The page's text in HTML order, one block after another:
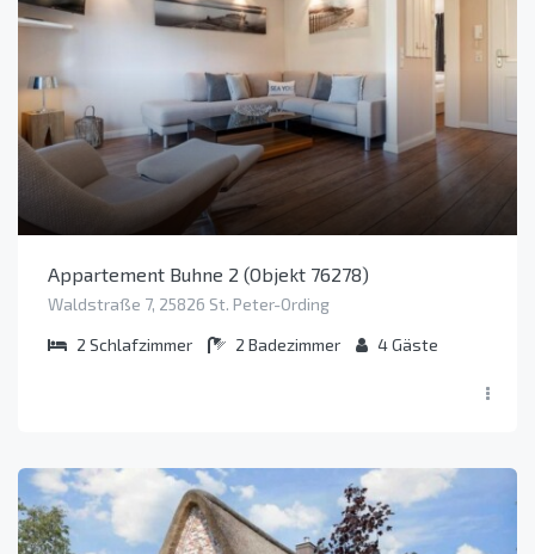
Appartement Buhne 2 (Objekt 76278)
Waldstraße 7, 25826 St. Peter-Ording
2 Schlafzimmer 2 Badezimmer 4Gäste